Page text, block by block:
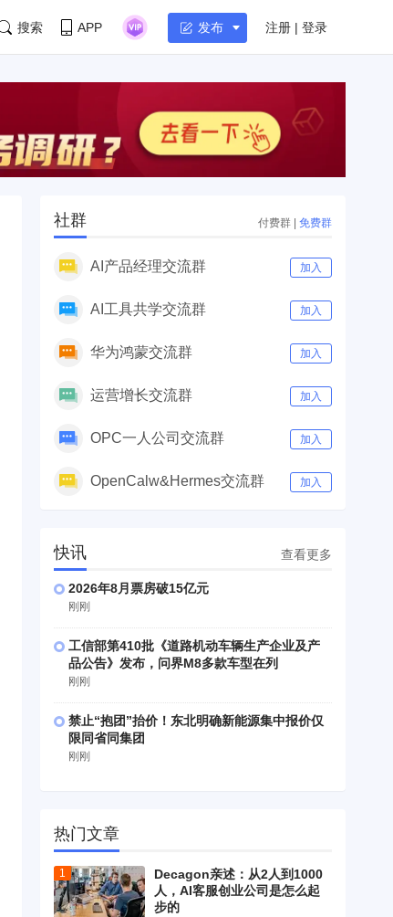
搜索 APP 发布 注册 | 登录
社群 付费群 | 免费群
AI产品经理交流群 加入
AI工具共学交流群 加入
华为鸿蒙交流群 加入
运营增长交流群 加入
OPC一人公司交流群 加入
OpenCalw&Hermes交流群 加入
快讯 查看更多
2026年8月票房破15亿元
刚刚
工信部第410批《道路机动车辆生产企业及产
品公告》发布，问界M8多款车型在列
刚刚
禁止“抱团”抬价！东北明确新能源集中报价仅
限同省同集团
刚刚
热门文章
Decagon亲述：从2人到1000
人，AI客服创业公司是怎么起
步的